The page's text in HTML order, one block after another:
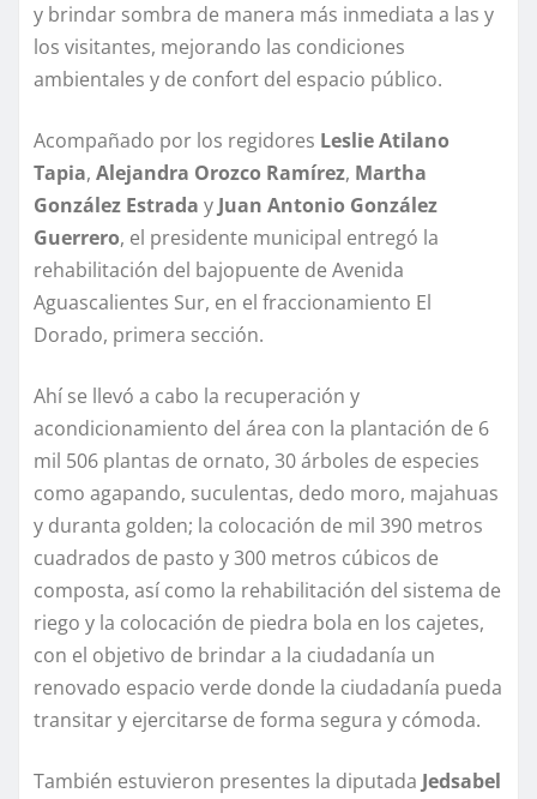
y brindar sombra de manera más inmediata a las y
los visitantes, mejorando las condiciones
ambientales y de confort del espacio público.
Acompañado por los regidores Leslie Atilano
Tapia, Alejandra Orozco Ramírez, Martha
González Estrada y Juan Antonio González
Guerrero, el presidente municipal entregó la
rehabilitación del bajopuente de Avenida
Aguascalientes Sur, en el fraccionamiento El
Dorado, primera sección.
Ahí se llevó a cabo la recuperación y
acondicionamiento del área con la plantación de 6
mil 506 plantas de ornato, 30 árboles de especies
como agapando, suculentas, dedo moro, majahuas
y duranta golden; la colocación de mil 390 metros
cuadrados de pasto y 300 metros cúbicos de
composta, así como la rehabilitación del sistema de
riego y la colocación de piedra bola en los cajetes,
con el objetivo de brindar a la ciudadanía un
renovado espacio verde donde la ciudadanía pueda
transitar y ejercitarse de forma segura y cómoda.
También estuvieron presentes la diputada Jedsabel